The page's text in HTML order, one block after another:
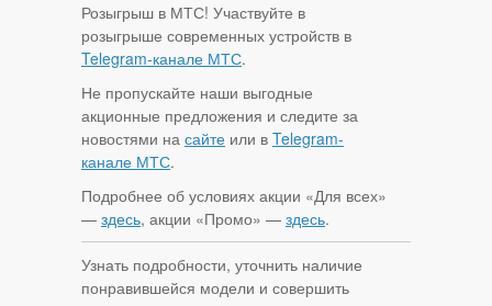
Розыгрыш в МТС! Участвуйте в
розыгрыше современных устройств в
Telegram-канале МТС.
Не пропускайте наши выгодные
акционные предложения и следите за
новостями на сайте или в Telegram-
канале МТС.
Подробнее об условиях акции «Для всех»
— здесь, акции «Промо» — здесь.
Узнать подробности, уточнить наличие
понравившейся модели и совершить